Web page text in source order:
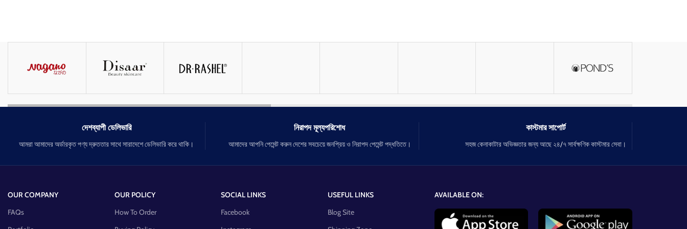
দেশব্যাপী ডেলিভারি
আমরা আমাদের অর্ডারকৃত পণ্য দ্রুততার সাথে সারাদেশে ডেলিভারি করে থাকি।
নিরাপদ মূল্যপরিশোধ
আমাদের আপনি পেমেন্ট করুন দেশের সবচেয়ে জনপ্রিয় ও নিরাপদ পেমেন্ট পদ্ধতিতে।
কাস্টমার সাপোর্ট
সহজ কেনাকাটার অভিজ্ঞতার জন্য আছে ২৪/৭ সার্বক্ষণিক কাস্টমার সেবা।
OUR COMPANY
FAQs
OUR POLICY
How To Order
SOCIAL LINKS
Facebook
USEFUL LINKS
Blog Site
AVAILABLE ON: